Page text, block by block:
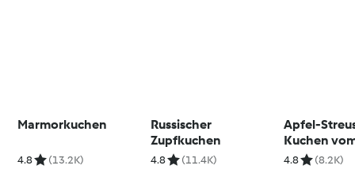
Marmorkuchen
4.8 (13.2K)
Russischer
Zupfkuchen
4.8 (11.4K)
Apfel-
Kuchen
4.8 (8.2K)